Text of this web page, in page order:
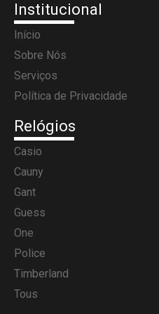
Institucional
Início
Sobre Nós
Serviços
Política de Privacidade
Relógios
Casio
Cauny
Gant
Guess
One
Police
Timberland
Tous